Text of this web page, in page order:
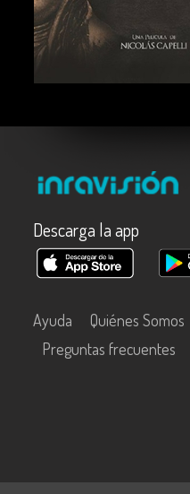
Descarga la app
Ayuda Quiénes Somos
Preguntas frecuentes